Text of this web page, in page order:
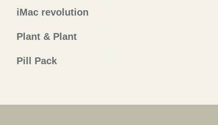
iMac revolution
Plant & Plant
Pill Pack